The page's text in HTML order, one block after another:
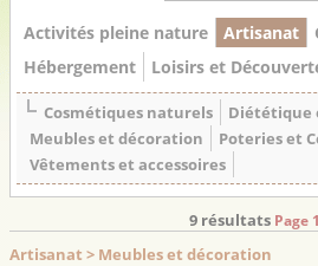
Activités pleine nature Artisanat
Hébergement
Loisirs et
Cosmétiques naturels
Diététique
Meubles et décoration
Poteries et
Vêtements et accessoires
9 résultats Page
Artisanat > Meubles et décoration